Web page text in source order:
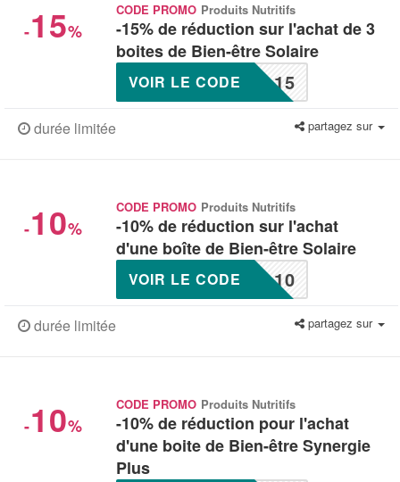
-15%
CODE PROMO Produits Nutritifs
-15% de réduction sur l'achat de 3
boites de Bien-être Solaire
L15
VOIR LE CODE
durée limitée partagez sur
-10%
CODE PROMO Produits Nutritifs
-10% de réduction sur l'achat
d'une boîte de Bien-être Solaire
L10
VOIR LE CODE
durée limitée partagez sur
-10%
CODE PROMO Produits Nutritifs
-10% de réduction pour l'achat
d'une boite de Bien-être Synergie
Plus